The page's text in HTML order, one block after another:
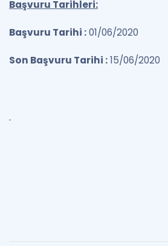
Başvuru Tarihleri:
Başvuru Tarihi :01/06/2020
Son Başvuru Tarihi :15/06/2020